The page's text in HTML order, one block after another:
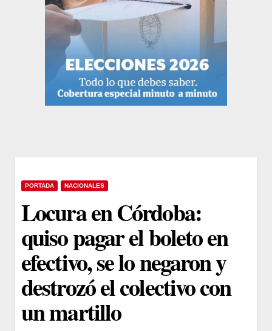
PORTADA NACIONALES
Locura en Córdoba:
quiso pagar el boleto en
efectivo, se lo negaron y
destrozó el colectivo con
un martillo